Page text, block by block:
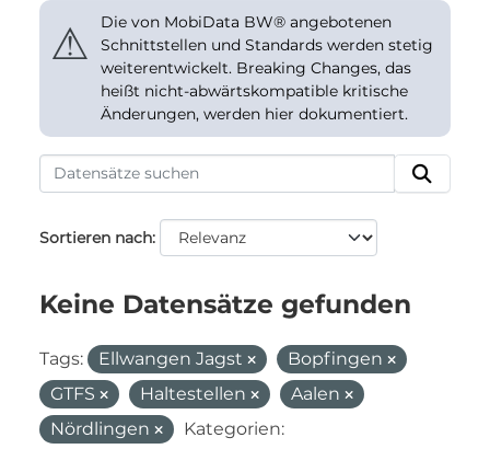
⚠
Die von MobiData BW® angebotenen
Schnittstellen und Standards werden stetig
weiterentwickelt. Breaking Changes, das
heißt nicht-abwärtskompatible kritische
Änderungen, werden hier dokumentiert.
Sortieren nach
Keine Datensätze gefunden
Tags: Ellwangen Jagst
Bopfingen
GTFS
Haltestellen
Aalen
Nördlingen
Kategorien: